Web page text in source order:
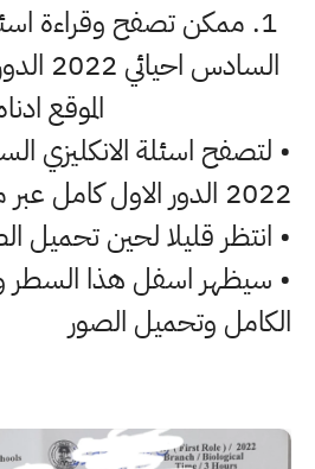
1. ممكن تصفح وقراءة
السادس
الموقع
• لتصفح اسئلة الانكليزي
2022 الدور الاول كامل عبر موقعنا
• انتظر قليلا لحين تحميل
• سيظهر اسفل هذا السطر
الكامل وتحميل الصور